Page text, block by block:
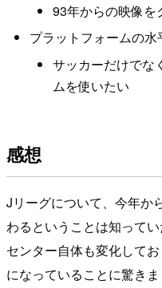
93年からの映像を
プラットフォームの水
サッカーだけでな
ムを使いたい
感想
Jリーグについて、今年か
わるということは知って
センター自体も変化して
になっていることに驚き